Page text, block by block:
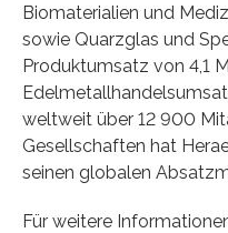
Biomaterialien und
sowie Quarzglas und
Produktumsatz von 4,1
weltweit über 12 900
Gesellschaften hat
seinen globalen
Für weitere